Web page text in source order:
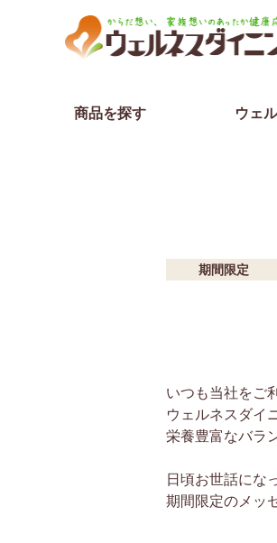
商品を探す ウェ
期間限定
いつも当社をご
ウェルネスダイ
栄養豊富なバラ
日頃お世話にな
期間限定のメッ